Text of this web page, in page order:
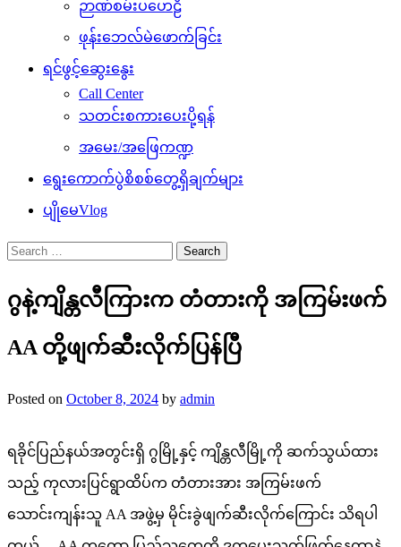
ဉာဏ်စမ်းပဟေဠိ
ဖုန်းဘေလ်မဲဖောက်ခြင်း
ရင်ဖွင့်ဆွေးနွေး
Call Center
သတင်းစကားပေးပို့ရန်
အမေး/အဖြေကဏ္ဍ
ရွေးကောက်ပွဲစိစစ်တွေ့ရှိချက်များ
ပျိုမေVlog
Search
for:
ဂွနဲ့ကျိန္တလီကြားက တံတားကို အကြမ်းဖက်
AA တို့ဖျက်ဆီးလိုက်ပြန်ပြီ
Posted on October 8, 2024 by admin
ရခိုင်ပြည်နယ်အတွင်းရှိ ဂွမြို့နှင့် ကျိန္တလီမြို့ကို ဆက်သွယ်ထား
သည့် ကုလားပြင်ရွာထိပ်က တံတားအား အကြမ်းဖက်
သောင်းကျန်းသူ AA အဖွဲ့မှ မိုင်းခွဲဖျက်ဆီးလိုက်ကြောင်း သိရပါ